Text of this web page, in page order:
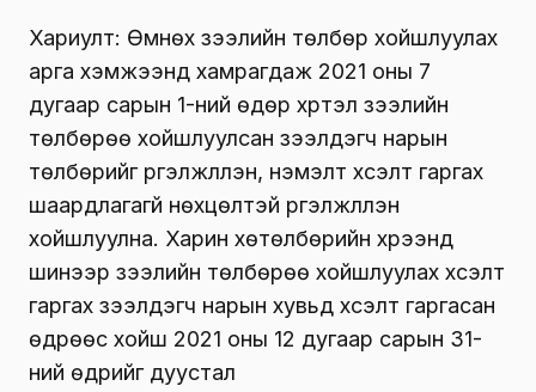
Хариулт: Өмнөх зээлийн төлбөр хойшлуулах
арга хэмжээнд хамрагдаж 2021 оны 7
дугаар сарын 1-ний өдөр хүртэл зээлийн
төлбөрөө хойшлуулсан зээлдэгч нарын
төлбөрийг үргэлжлүүлэн, нэмэлт хүсэлт гаргах
шаардлагагүй нөхцөлтэй үргэлжлүүлэн
хойшлуулна. Харин хөтөлбөрийн хүрээнд
шинээр зээлийн төлбөрөө хойшлуулах хүсэлт
гаргах зээлдэгч нарын хувьд хүсэлт гаргасан
өдрөөс хойш 2021 оны 12 дугаар сарын 31-
ний өдрийг дуустал